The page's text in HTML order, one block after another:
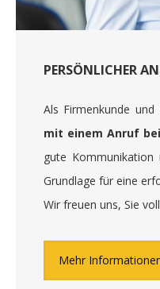
PERSÖNLICHER
Als Firmenkunde und
mit einem Anruf
gute
Grundlage für eine
Wir freuen uns, Sie
Mehr